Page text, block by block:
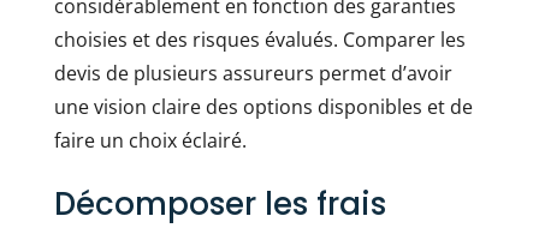
considérablement en fonction des garanties
choisies et des risques évalués. Comparer les
devis de plusieurs assureurs permet d’avoir
une vision claire des options disponibles et de
faire un choix éclairé.
Décomposer les frais